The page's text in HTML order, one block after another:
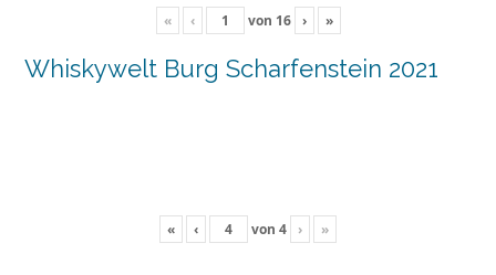
« ‹ von 16 › »
Whiskywelt Burg Scharfenstein 2021
« ‹ von 4 › »